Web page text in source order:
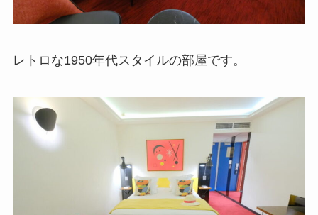
レトロな1950年代スタイルの部屋です。